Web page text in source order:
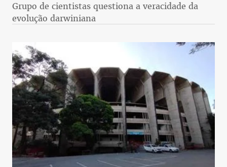
Grupo de cientistas questiona a veracidade da
evolução darwiniana